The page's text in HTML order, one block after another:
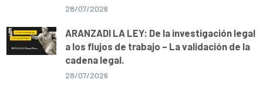
28/07/2026
ARANZADI LA LEY: De la investigación legal
a los flujos de trabajo – La validación de la
cadena legal.
28/07/2026